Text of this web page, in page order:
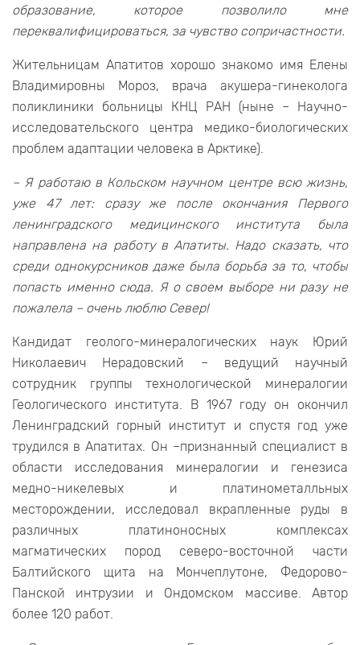
образование, которое позволило мне
переквалифицироваться, за чувство сопричастности.
Жительницам Апатитов хорошо знакомо имя Елены
Владимировны Мороз, врача акушера-гинеколога
поликлиники больницы КНЦ РАН (ныне – Научно-
исследовательского центра медико-биологических
проблем адаптации человека в Арктике).
– Я работаю в Кольском научном центре всю жизнь,
уже 47 лет: сразу же после окончания Первого
ленинградского медицинского института была
направлена на работу в Апатиты. Надо сказать, что
среди однокурсников даже была борьба за то, чтобы
попасть именно сюда. Я о своем выборе ни разу не
пожалела – очень люблю Север!
Кандидат геолого-минералогических наук Юрий
Николаевич Нерадовский – ведущий научный
сотрудник группы технологической минералогии
Геологического института. В 1967 году он окончил
Ленинградский горный институт и спустя год уже
трудился в Апатитах. Он –признанный специалист в
области исследования минералогии и генезиса
медно-никелевых и платинометалльных
месторождении, исследовал вкрапленные руды в
различных платиноносных комплексах
магматических пород северо-восточной части
Балтийского щита на Мончеплутоне, Федорово-
Панской интрузии и Ондомском массиве. Автор
более 120 работ.